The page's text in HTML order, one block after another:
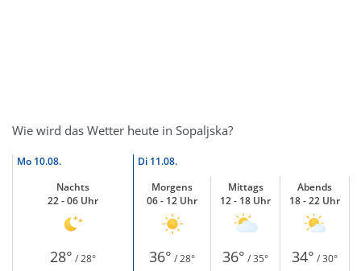
Wie wird das Wetter heute in Sopaljska?
Mo 10.08. Di 11.08.
Nachts
22 - 06 Uhr
Morgens
06 - 12 Uhr
Mittags
12 - 18 Uhr
Abends
18 - 22 Uhr
28° / 28° 36° / 28° 36° / 35° 34° / 30°